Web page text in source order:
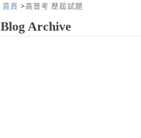
首頁 >高普考 歷屆試題
Blog Archive